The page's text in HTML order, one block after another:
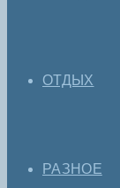
ОТДЫХ
РАЗНОЕ